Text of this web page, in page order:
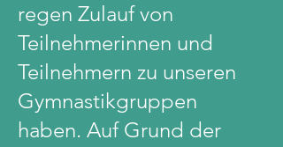
regen Zulauf von
Teilnehmerinnen und
Teilnehmern zu unseren
Gymnastikgruppen
haben. Auf Grund der